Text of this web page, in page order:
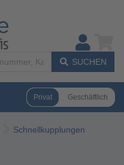
SUCHEN
Privat Geschäftlich
Schnellkupplungen